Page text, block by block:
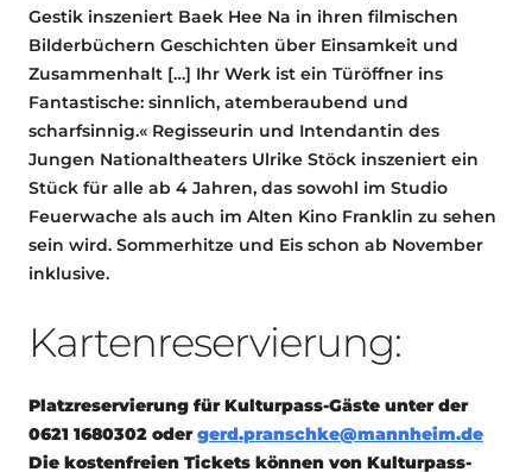
Gestik inszeniert Baek Hee Na in ihren filmischen
Bilderbüchern Geschichten über Einsamkeit und
Zusammenhalt […] Ihr Werk ist ein Türöffner ins
Fantastische: sinnlich, atemberaubend und
scharfsinnig.« Regisseurin und Intendantin des
Jungen Nationaltheaters Ulrike Stöck inszeniert ein
Stück für alle ab 4 Jahren, das sowohl im Studio
Feuerwache als auch im Alten Kino Franklin zu sehen
sein wird. Sommerhitze und Eis schon ab November
inklusive.
Kartenreservierung:
Platzreservierung für Kulturpass-Gäste unter der
0621 1680302 odergerd.pranschke@mannheim.de
Die kostenfreien Tickets können von Kulturpass-